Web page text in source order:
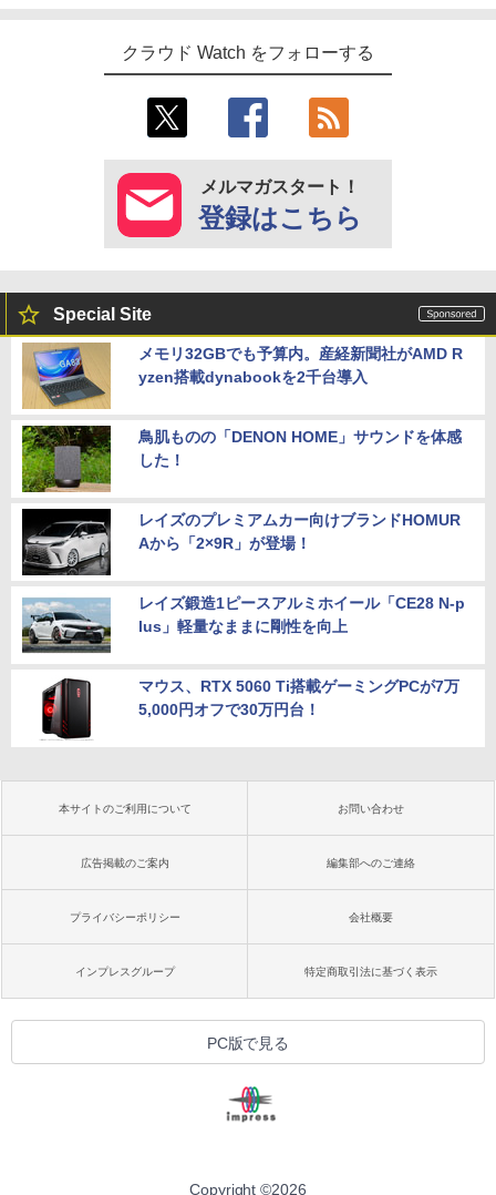
クラウド Watch をフォローする
メルマガスタート！
登録はこちら
Special Site
メモリ32GBでも予算内。産経新聞社がAMD R
yzen搭載dynabookを2千台導入
鳥肌ものの「DENON HOME」サウンドを体感
した！
レイズのプレミアムカー向けブランドHOMUR
Aから「2×9R」が登場！
レイズ鍛造1ピースアルミホイール「CE28 N-p
lus」軽量なままに剛性を向上
マウス、RTX 5060 Ti搭載ゲーミングPCが7万
5,000円オフで30万円台！
本サイトのご利用について お問い合わせ
広告掲載のご案内 編集部へのご連絡
プライバシーポリシー 会社概要
インプレスグループ 特定商取引法に基づく表示
PC版で見る
Copyright ©2026